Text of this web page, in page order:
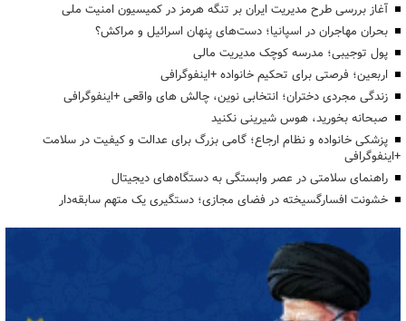
آغاز بررسی طرح مدیریت ایران بر تنگه هرمز در کمیسیون امنیت ملی
بحران مهاجران در اسپانیا؛ دست‌های پنهان اسرائیل و مراکش؟
پول توجیبی؛ مدرسه کوچک مدیریت مالی
اربعین؛ فرصتی برای تحکیم خانواده +اینفوگرافی
زندگی مجردی دختران؛ انتخابی نوین، چالش های واقعی +اینفوگرافی
صبحانه بخورید، هوس شیرینی نکنید
پزشکی خانواده و نظام ارجاع؛ گامی بزرگ برای عدالت و کیفیت در سلامت
+اینفوگرافی
راهنمای سلامتی در عصر وابستگی به دستگاه‌های دیجیتال
خشونت افسارگسیخته در فضای مجازی؛ دستگیری یک متهم سابقه‌دار